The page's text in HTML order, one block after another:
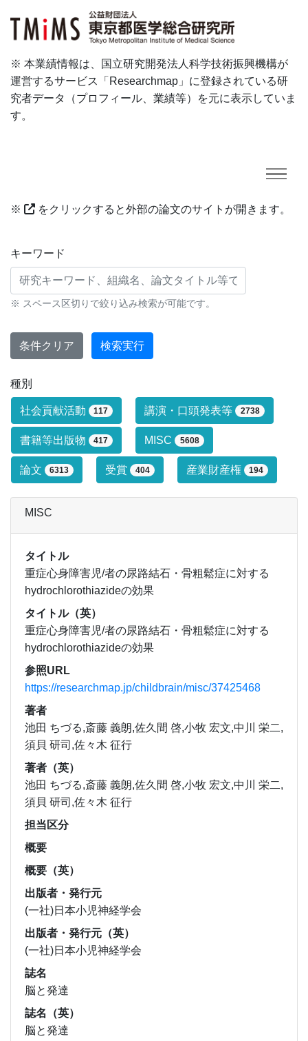
※ 本業績情報は、国立研究開発法人科学技術振興機構が
運営するサービス「Researchmap」に登録されている研
究者データ（プロフィール、業績等）を元に表示していま
す。
※ をクリックすると外部の論文のサイトが開きます。
研究業績に対する検索条件
キーワード
※ スペース区切りで絞り込み検索が可能です。
条件クリア 検索実行
種別
研究業績タイプによる絞り込み条件で
社会貢献活動 117 講演・口頭発表等 2738
書籍等出版物 417 MISC 5608
論文 6313 受賞 404 産業財産権 194
MISC
タイトル
重症心身障害児/者の尿路結石・骨粗鬆症に対する
hydrochlorothiazideの効果
タイトル（英）
重症心身障害児/者の尿路結石・骨粗鬆症に対する
hydrochlorothiazideの効果
参照URL
https://researchmap.jp/childbrain/misc/37425468
著者
池田 ちづる,斎藤 義朗,佐久間 啓,小牧 宏文,中川 栄二,
須貝 研司,佐々木 征行
著者（英）
池田 ちづる,斎藤 義朗,佐久間 啓,小牧 宏文,中川 栄二,
須貝 研司,佐々木 征行
担当区分
概要
概要（英）
出版者・発行元
(一社)日本小児神経学会
出版者・発行元（英）
(一社)日本小児神経学会
誌名
脳と発達
誌名（英）
脳と発達